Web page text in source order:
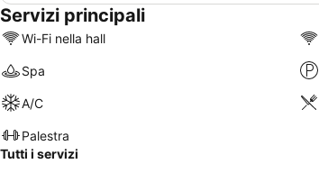
Servizi principali
Wi-Fi nella hall
Spa
A/C
Palestra
Tutti i servizi